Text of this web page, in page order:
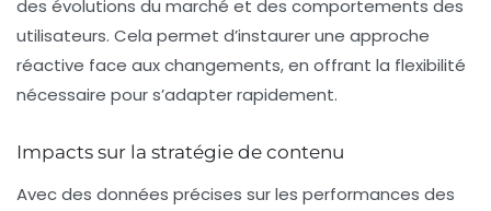
des évolutions du marché et des comportements des
utilisateurs. Cela permet d’instaurer une approche
réactive face aux changements, en offrant la flexibilité
nécessaire pour s’adapter rapidement.
Impacts sur la stratégie de contenu
Avec des données précises sur les performances des